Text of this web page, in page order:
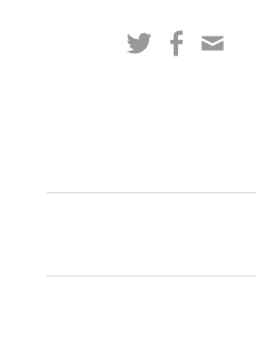
ス
TwitterFacebook